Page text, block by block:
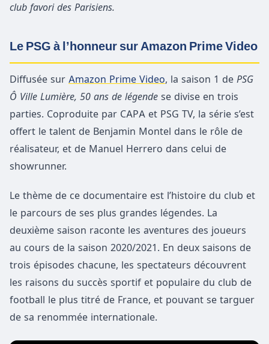
club favori des Parisiens.
Le PSG à l’honneur sur Amazon Prime Video
Diffusée sur Amazon Prime Video, la saison 1 de PSG
Ô Ville Lumière, 50 ans de légende se divise en trois
parties. Coproduite par CAPA et PSG TV, la série s’est
offert le talent de Benjamin Montel dans le rôle de
réalisateur, et de Manuel Herrero dans celui de
showrunner.
Le thème de ce documentaire est l’histoire du club et
le parcours de ses plus grandes légendes. La
deuxième saison raconte les aventures des joueurs
au cours de la saison 2020/2021. En deux saisons de
trois épisodes chacune, les spectateurs découvrent
les raisons du succès sportif et populaire du club de
football le plus titré de France, et pouvant se targuer
de sa renommée internationale.